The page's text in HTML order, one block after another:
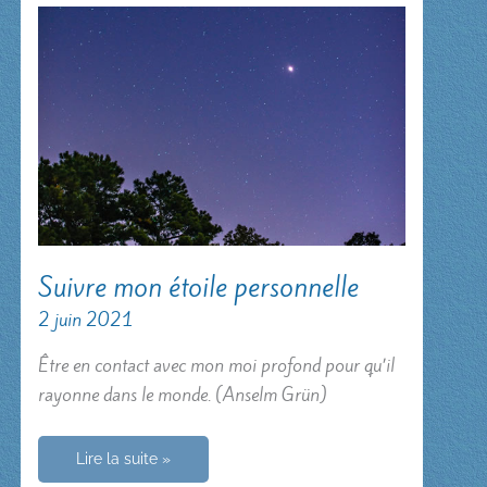
Suivre mon étoile personnelle
2 juin 2021
Être en contact avec mon moi profond pour qu’il
rayonne dans le monde. (Anselm Grün)
Suivre
Lire la suite »